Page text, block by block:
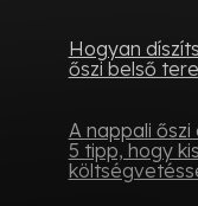
Hogyan
őszi belső
A nappali
5 tipp, hogy kis